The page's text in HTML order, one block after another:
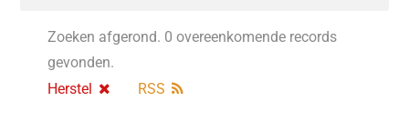
Zoeken afgerond. 0 overeenkomende records
gevonden.
Herstel
RSS